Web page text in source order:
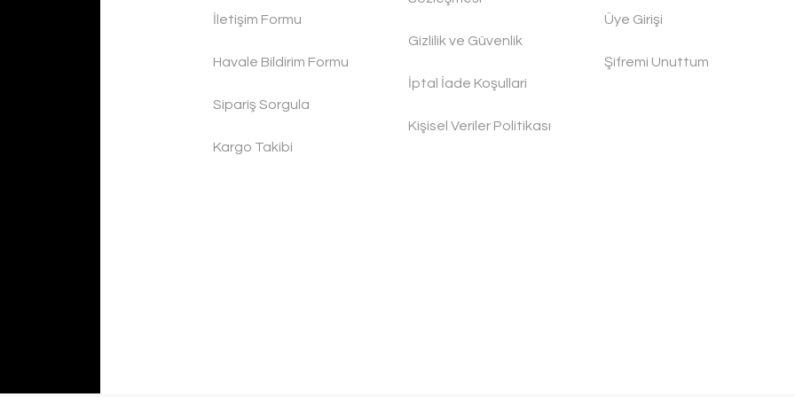
İletişim Formu
Havale Bildirim Formu
Sipariş Sorgula
Kargo Takibi
Gizlilik ve Güvenlik
İptal İade Koşullari
Kişisel Veriler Politikası
Üye Girişi
Şifremi Unuttum